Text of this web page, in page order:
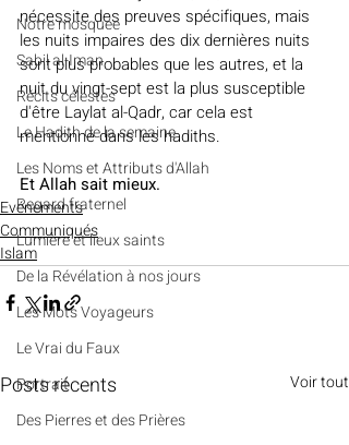
Notre mosquée
Sabil al-Iman
Récits célestes
Le Hadith de la semaine
Les Noms et Attributs d'Allah
Regard fraternel
Lumière et lieux saints
De la Révélation à nos jours
Les Mots Voyageurs
Le Vrai du Faux
Portrait
Des Pierres et des Prières
nécessite des preuves spécifiques, mais
les nuits impaires des dix dernières nuits
sont plus probables que les autres, et la
nuit du vingt-sept est la plus susceptible
d'être Laylat al-Qadr, car cela est
mentionné dans les hadiths.
Et Allah sait mieux.
Evénements
Communiqués
Islam
Posts récents Voir tout